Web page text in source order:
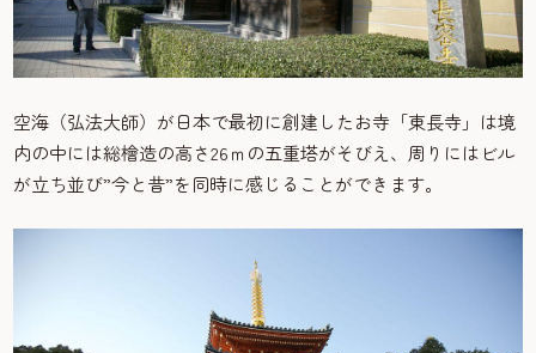
空海（弘法大師）が日本で最初に創建したお寺「東長寺」は境
内の中には総檜造の高さ26ｍの五重塔がそびえ、周りにはビル
が立ち並び”今と昔”を同時に感じることができます。